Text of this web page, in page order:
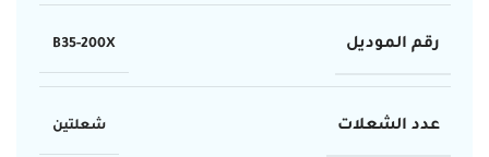
رقم الموديل B35-200X
عدد الشعلات شعلتين